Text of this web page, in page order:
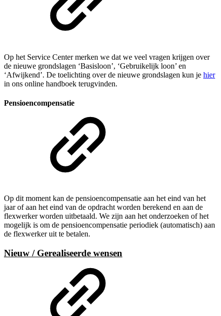
Op het Service Center merken we dat we veel vragen krijgen over
de nieuwe grondslagen ‘Basisloon’, ‘Gebruikelijk loon’ en
‘Afwijkend’. De toelichting over de nieuwe grondslagen kun je hier
in ons online handboek terugvinden.
Pensioencompensatie
Op dit moment kan de pensioencompensatie aan het eind van het
jaar of aan het eind van de opdracht worden berekend en aan de
flexwerker worden uitbetaald. We zijn aan het onderzoeken of het
mogelijk is om de pensioencompensatie periodiek (automatisch) aan
de flexwerker uit te betalen.
Nieuw / Gerealiseerde wensen